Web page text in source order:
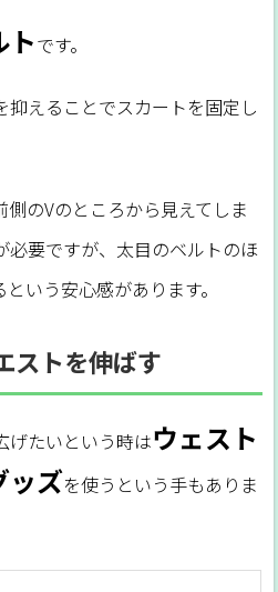
です。
抑えることでスカートを固定し
のVのところから見えてしま
必要ですが、太目のベルトのほ
いう安心感があります。
ストを伸ばす
げたいという時はウェスト
ッズを使うという手もありま